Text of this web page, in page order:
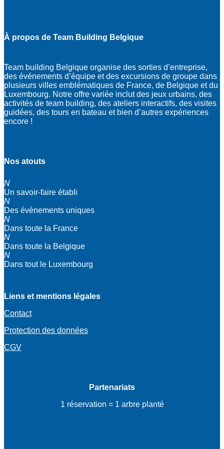
À propos de Team Building Belgique
Team building Belgique organise des sorties d’entreprise,
des événements d’équipe et des excursions de groupe dans
plusieurs villes emblématiques de France, de Belgique et du
Luxembourg. Notre offre variée inclut des jeux urbains, des
activités de team building, des ateliers interactifs, des visites
guidées, des tours en bateau et bien d’autres expériences
encore !
Nos atouts
N
Un savoir-faire établi
N
Des évènements uniques
N
Dans toute la France
N
Dans toute la Belgique
N
Dans tout le Luxembourg
Liens et mentions légales
Contact
Protection des données
CGV
Partenariats
1 réservation = 1 arbre planté